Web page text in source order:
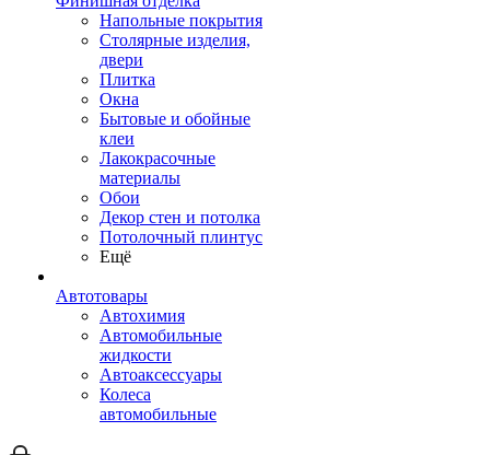
Напольные покрытия
Столярные изделия,
двери
Плитка
Окна
Бытовые и обойные
клеи
Лакокрасочные
материалы
Обои
Декор стен и потолка
Потолочный плинтус
Ещё
Автотовары
Автохимия
Автомобильные
жидкости
Автоаксессуары
Колеса
автомобильные